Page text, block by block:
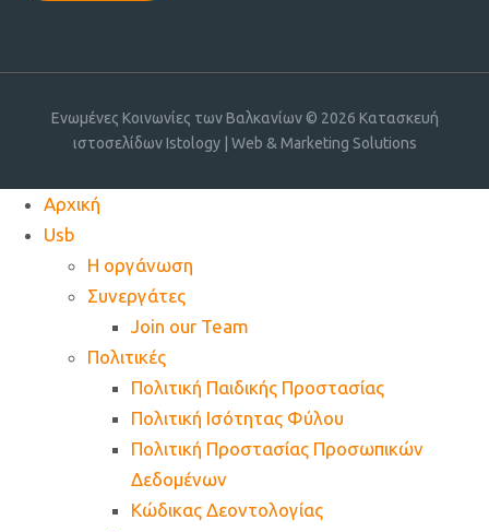
Ενωμένες Κοινωνίες των Βαλκανίων © 2026 Κατασκευή
ιστοσελίδων Istology | Web & Marketing Solutions
Αρχική
Usb
Η οργάνωση
Συνεργάτες
Join our Team
Πολιτικές
Πολιτική Παιδικής Προστασίας
Πολιτική Ισότητας Φύλου
Πολιτική Προστασίας Προσωπικών
Δεδομένων
Κώδικας Δεοντολογίας